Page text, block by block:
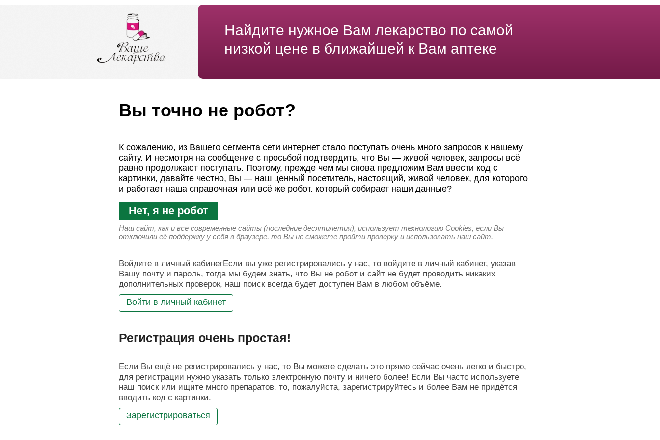
Найдите нужное Вам лекарство по самой
низкой цене в ближайшей к Вам аптеке
Вы точно не робот?
К сожалению, из Вашего сегмента сети интернет стало поступать очень много запросов к нашему
сайту. И несмотря на сообщение с просьбой подтвердить, что Вы — живой человек, запросы всё
равно продолжают поступать. Поэтому, прежде чем мы снова предложим Вам ввести код с
картинки, давайте честно, Вы — наш ценный посетитель, настоящий, живой человек, для которого
и работает наша справочная или всё же робот, который собирает наши данные?
Нет, я не робот
Наш сайт, как и все современные сайты (последние десятилетия), использует технологию Cookies, если Вы
отключили её поддержку у себя в браузере, то Вы не сможете пройти проверку и использовать наш сайт.
Войдите в личный кабинетЕсли вы уже регистрировались у нас, то войдите в личный кабинет, указав
Вашу почту и пароль, тогда мы будем знать, что Вы не робот и сайт не будет проводить никаких
дополнительных проверок, наш поиск всегда будет доступен Вам в любом объёме.
Войти в личный кабинет
Регистрация очень простая!
Если Вы ещё не регистрировались у нас, то Вы можете сделать это прямо сейчас очень легко и быстро,
для регистрации нужно указать только электронную почту и ничего более! Если Вы часто используете
наш поиск или ищите много препаратов, то, пожалуйста, зарегистрируйтесь и более Вам не придётся
вводить код с картинки.
Зарегистрироваться